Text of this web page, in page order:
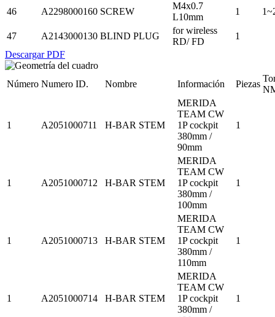
46 A2298000160 SCREW
M4x0.7
L10mm
1
47 A2143000130 BLIND PLUG
for wireless
RD/ FD
1
Descargar PDF
Número Numero ID. Nombre Información Piezas
1 A2051000711 H-BAR STEM
MERIDA
TEAM CW
1P cockpit
380mm /
90mm
1
1 A2051000712 H-BAR STEM
MERIDA
TEAM CW
1P cockpit
380mm /
100mm
1
1 A2051000713 H-BAR STEM
MERIDA
TEAM CW
1P cockpit
380mm /
110mm
1
1 A2051000714 H-BAR STEM
MERIDA
TEAM CW
1P cockpit
380mm /
1